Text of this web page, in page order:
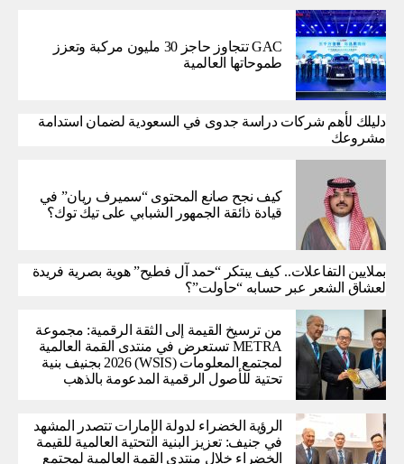
GAC تتجاوز حاجز 30 مليون مركبة وتعزز
طموحاتها العالمية
دليلك لأهم شركات دراسة جدوى في السعودية لضمان استدامة
مشروعك
كيف نجح صانع المحتوى “سميرف ريان” في
قيادة ذائقة الجمهور الشبابي على تيك توك؟
بملايين التفاعلات.. كيف يبتكر “حمد آل فطيح” هوية بصرية فريدة
لعشاق الشعر عبر حسابه “حاولت”؟
من ترسيخ القيمة إلى الثقة الرقمية: مجموعة
METRA تستعرض في منتدى القمة العالمية
لمجتمع المعلومات (WSIS) 2026 بجنيف بنية
تحتية للأصول الرقمية المدعومة بالذهب
الرؤية الخضراء لدولة الإمارات تتصدر المشهد
في جنيف: تعزيز البنية التحتية العالمية للقيمة
الخضراء خلال منتدى القمة العالمية لمجتمع